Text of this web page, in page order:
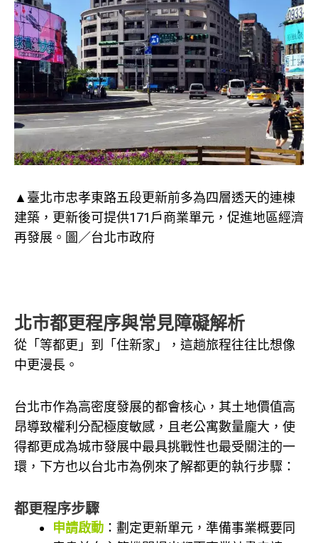
▲臺北市忠孝東路五段更新前多為四層透天的連棟
建築，更新後可提供171戶商業單元，促進地區經濟
再發展。圖／台北市政府
北市都更程序與常見障礙解析
從「等都更」到「住新家」，這趟旅程往往比想像
中更漫長。
台北市作為高密度發展的都會核心，其土地價值高
昂導致權利分配極度敏感，且老公寓數量龐大，使
得都更成為城市發展中最具挑戰性也最受關注的一
環，下方也以台北市為例來了解都更的執行步驟：
都更程序步驟
申請啟動 ：劃定更新單元，準備事業概要同